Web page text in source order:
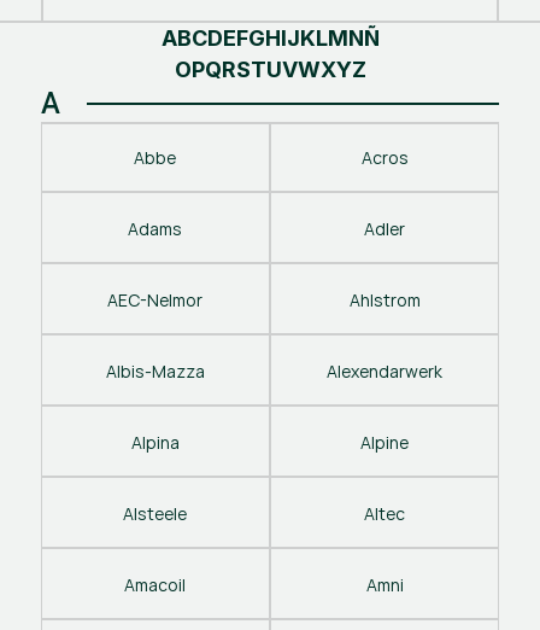
A
Abbe Acros
Adams Adler
AEC-Nelmor Ahlstrom
Albis-Mazza Alexendarwerk
Alpina Alpine
Alsteele Altec
Amacoil Amni
ABCDEFGHIJKLMNÑ
OPQRSTUVWXYZ